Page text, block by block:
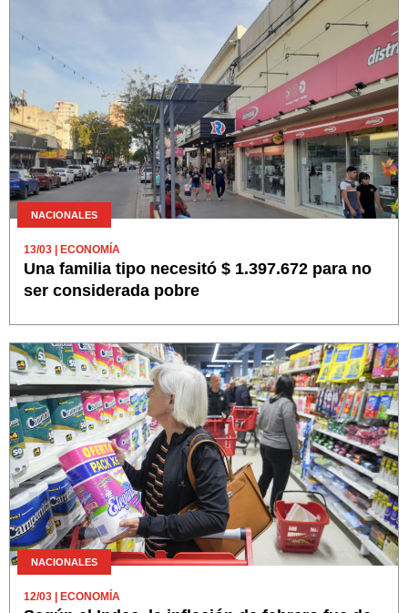
NACIONALES
13/03 | ECONOMÍA
Una familia tipo necesitó $ 1.397.672 para no
ser considerada pobre
NACIONALES
12/03 | ECONOMÍA